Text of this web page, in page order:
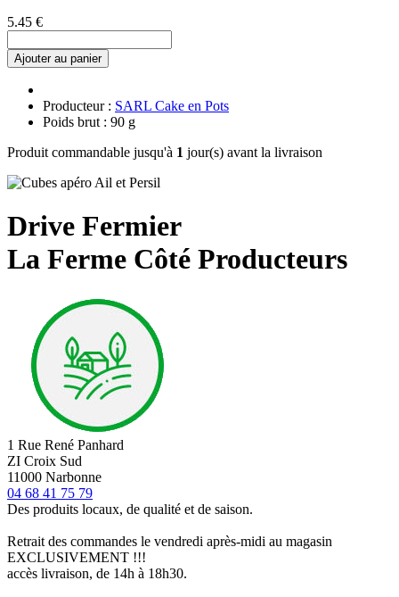
5.45 €
Ajouter au panier
Producteur : SARL Cake en Pots
Poids brut : 90 g
Produit commandable jusqu'à 1 jour(s) avant la livraison
Drive Fermier
La Ferme Côté Producteurs
1 Rue René Panhard
ZI Croix Sud
11000 Narbonne
04 68 41 75 79
Des produits locaux, de qualité et de saison.
Retrait des commandes le vendredi après-midi au magasin
EXCLUSIVEMENT !!!
accès livraison, de 14h à 18h30.